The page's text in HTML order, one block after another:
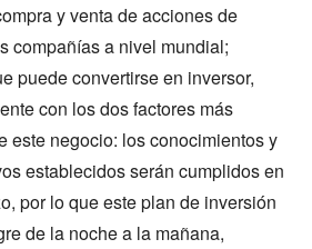
y venta de acciones de
compañías a nivel mundial;
puede convertirse en inversor,
con los dos factores más
este negocio: los conocimientos y
establecidos serán cumplidos en
por lo que este plan de inversión
de la noche a la mañana,